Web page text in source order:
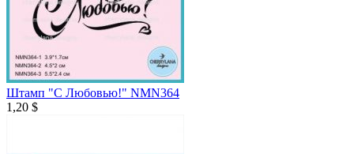
Штамп "С Любовью!" NMN364
1,20 $